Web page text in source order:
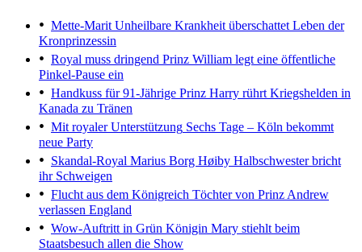
Mette-Marit Unheilbare Krankheit überschattet Leben der
Kronprinzessin
Royal muss dringend Prinz William legt eine öffentliche
Pinkel-Pause ein
Handkuss für 91-Jährige Prinz Harry rührt Kriegshelden in
Kanada zu Tränen
Mit royaler Unterstützung Sechs Tage – Köln bekommt
neue Party
Skandal-Royal Marius Borg Høiby Halbschwester bricht
ihr Schweigen
Flucht aus dem Königreich Töchter von Prinz Andrew
verlassen England
Wow-Auftritt in Grün Königin Mary stiehlt beim
Staatsbesuch allen die Show